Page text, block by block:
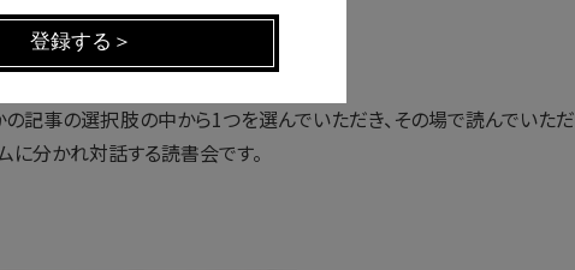
てください。
記事の選択肢の中から1つを選んでいただき、その場で読んでいただ
に分かれ対話する読書会です。